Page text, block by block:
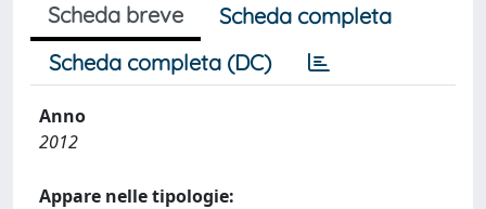
Scheda breve
Scheda completa
Scheda completa (DC)
Anno
2012
Appare nelle tipologie: